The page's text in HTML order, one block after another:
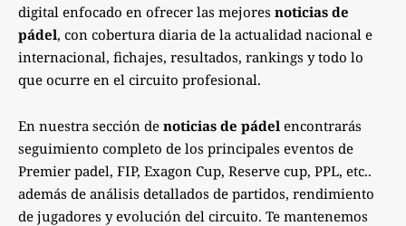
digital enfocado en ofrecer las mejores noticias de
pádel, con cobertura diaria de la actualidad nacional e
internacional, fichajes, resultados, rankings y todo lo
que ocurre en el circuito profesional.
En nuestra sección de noticias de pádel encontrarás
seguimiento completo de los principales eventos de
Premier padel, FIP, Exagon Cup, Reserve cup, PPL, etc..
además de análisis detallados de partidos, rendimiento
de jugadores y evolución del circuito. Te mantenemos